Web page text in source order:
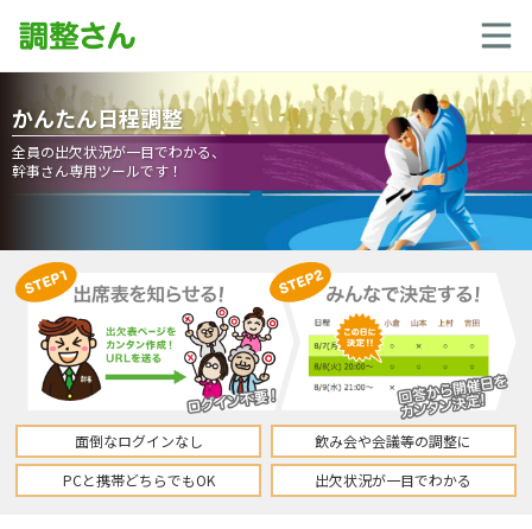
かんたん日程調整
全員の出欠状況が一目でわかる、
幹事さん専用ツールです！
面倒なログインなし
飲み会や会議等の調整に
PCと携帯どちらでもOK
出欠状況が一目でわかる